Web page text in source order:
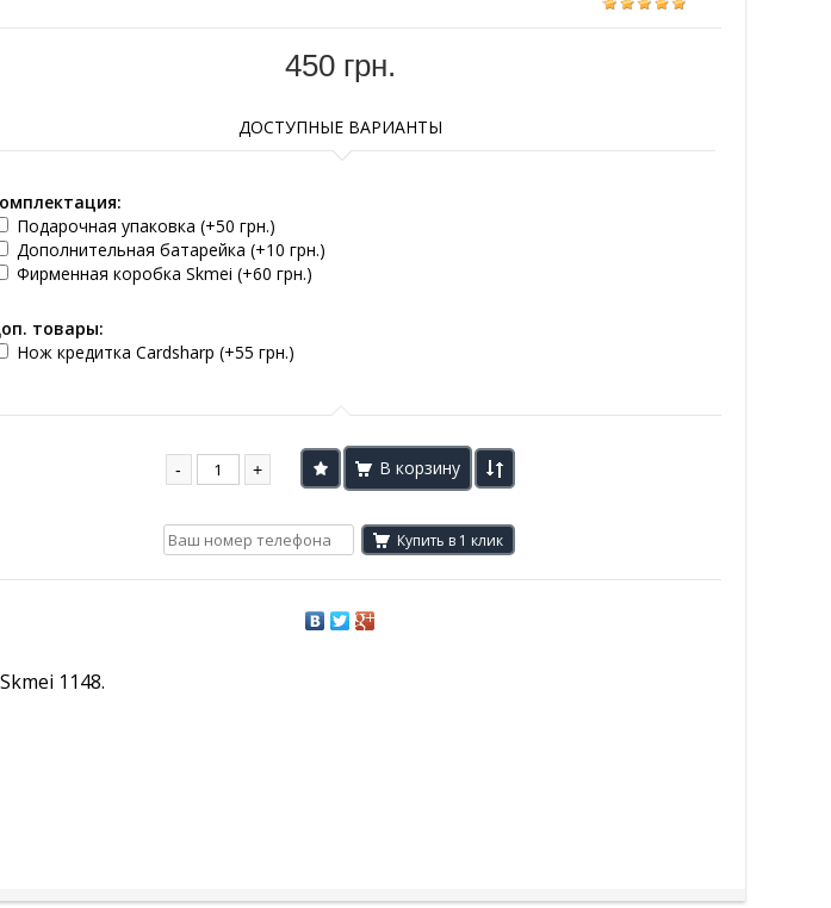
450 грн.
ДОСТУПНЫЕ ВАРИАНТЫ
Подарочная упаковка (+50 грн.)
Дополнительная батарейка (+10 грн.)
Фирменная коробка Skmei (+60 грн.)
товары:
Нож кредитка Cardsharp (+55 грн.)
- +
1148.